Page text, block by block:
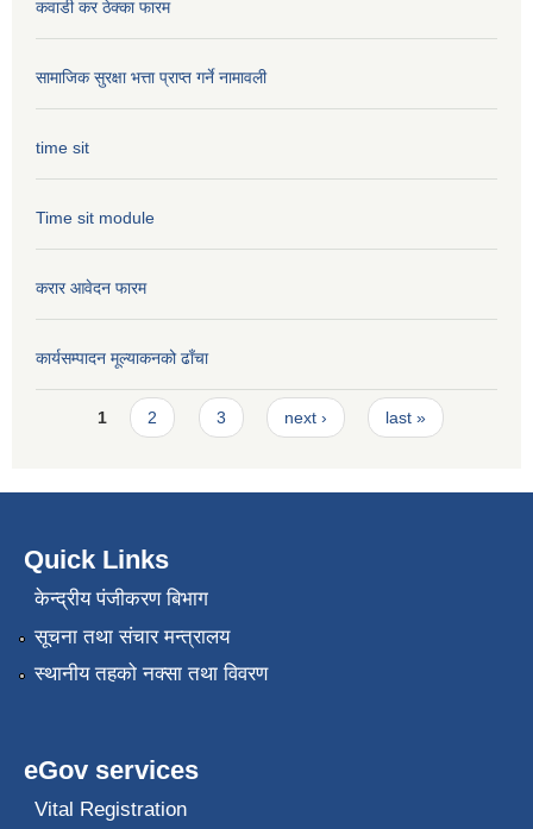
कवाडी कर ठेक्का फारम
सामाजिक सुरक्षा भत्ता प्राप्त गर्ने नामावली
time sit
Time sit module
करार आवेदन फारम
कार्यसम्पादन मूल्या‌कनको ढाँचा
Pages
1 2 3 next › last »
Quick Links
केन्द्रीय पंजीकरण बिभाग
सूचना तथा संचार मन्त्रालय
स्थानीय तहको नक्सा तथा विवरण
eGov services
Vital Registration